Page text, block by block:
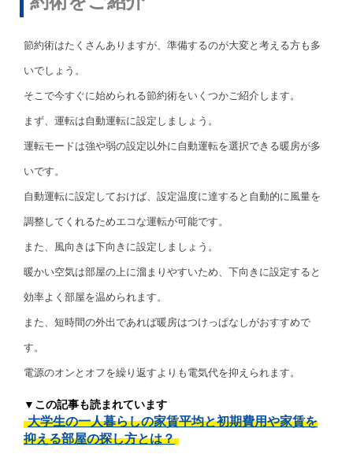
節約術はたくさんありますが、準備するのが大変と考える方も多
いでしょう。
そこで今すぐに始められる節約術をいくつかご紹介します。
まず、運転は自動運転に設定しましょう。
運転モードは強や弱の設定以外に自動運転を選択できる暖房が多
いです。
自動運転に設定しておけば、設定温度に達すると自動的に風量を
調整してくれるためエコな運転が可能です。
また、風向きは下向きに設定しましょう。
暖かい空気は部屋の上に溜まりやすいため、下向きに設定すると
効率よく部屋を温められます。
また、短時間の外出であれば暖房はつけっぱなしがおすすめで
す。
電源のオンとオフを繰り返すよりも電気代を抑えられます。
▼この記事も読まれています
大学生の一人暮らしの家賃平均と初期費用や家賃を
抑える部屋の探し方とは？